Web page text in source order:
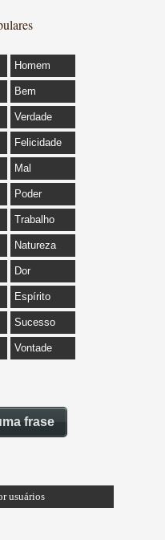
Homem
Bem
Verdade
Felicidade
Mal
Poder
Trabalho
Natureza
Dor
Espírito
Sucesso
Vontade
frase
usuários